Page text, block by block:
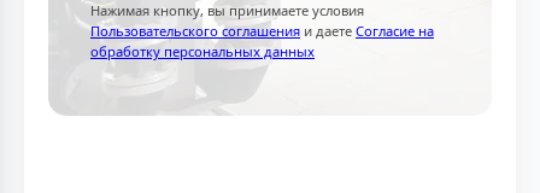
Нажимая кнопку, вы принимаете условия
Пользовательского соглашения и даете Согласие на
обработку персональных данных